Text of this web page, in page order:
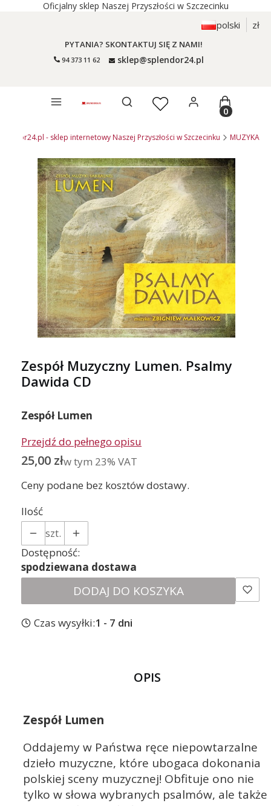
Oficjalny sklep Naszej Przyszłości w Szczecinku
polski zł
PYTANIA? SKONTAKTUJ SIĘ Z NAMI!
94 373 11 62 sklep@splendor24.pl
Otwórz wyszukiwarkęProdukty
- sklep internetowy Naszej Przyszłości w Szczecinku MUZYKA
Zespół Muzyczny Lumen. Psalmy
Dawida CD
Zespół Lumen
Przejdź do pełnego opisu
Cena
25,00 złw tym 23% VAT
w tym 23% VAT
Ceny podane bez kosztów dostawy.
Ilość
szt.
Dostępność:
spodziewana dostawa
DODAJ DO KOSZYKA
Czas wysyłki:1 - 7 dni
OPIS
Zespół Lumen
Oddajemy w Państwa ręce niepowtarzalne
dzieło muzyczne, które ubogaca dokonania
polskiej sceny muzycznej! Obfituje ono nie
tylko w słowa wybranych psalmów, ale także